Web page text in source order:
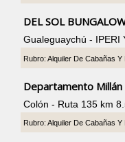
DEL SOL
Gualeguaychú - IPERI
Rubro: Alquiler De Cabañas Y
Departamento Millán
Colón - Ruta 135 km
Rubro: Alquiler De Cabañas Y